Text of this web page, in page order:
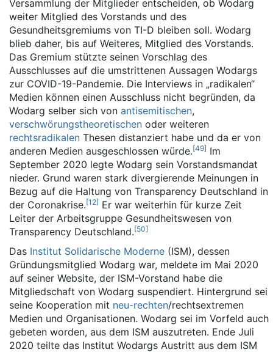
Versammlung der Mitglieder entscheiden, ob Wodarg
weiter Mitglied des Vorstands und des
Gesundheitsgremiums von TI-D bleiben soll. Wodarg
blieb daher, bis auf Weiteres, Mitglied des Vorstands.
Das Gremium stützte seinen Vorschlag des
Ausschlusses auf die umstrittenen Aussagen Wodargs
zur COVID-19-Pandemie. Die Interviews in „radikalen“
Medien können einen Ausschluss nicht begründen, da
Wodarg selber sich von antisemitischen,
verschwörungstheoretischen oder weiteren
rechtsradikalen Thesen distanziert habe und da er von
anderen Medien ausgeschlossen würde.[49] Im
September 2020 legte Wodarg sein Vorstandsmandat
nieder. Grund waren stark divergierende Meinungen in
Bezug auf die Haltung von Transparency Deutschland in
der Coronakrise.[12] Er war weiterhin für kurze Zeit
Leiter der Arbeitsgruppe Gesundheitswesen von
Transparency Deutschland.[50]
Das Institut Solidarische Moderne (ISM), dessen
Gründungsmitglied Wodarg war, meldete im Mai 2020
auf seiner Website, der ISM-Vorstand habe die
Mitgliedschaft von Wodarg suspendiert. Hintergrund sei
seine Kooperation mit neu-rechten/rechtsextremen
Medien und Organisationen. Wodarg sei im Vorfeld auch
gebeten worden, aus dem ISM auszutreten. Ende Juli
2020 teilte das Institut Wodargs Austritt aus dem ISM